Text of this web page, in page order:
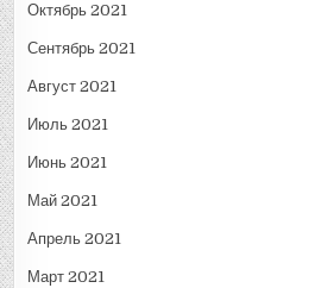
Октябрь 2021
Сентябрь 2021
Август 2021
Июль 2021
Июнь 2021
Май 2021
Апрель 2021
Март 2021